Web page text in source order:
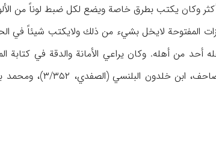
أو أكثر وكان یكتب بطرق خاصة ویضع لكل ضبط لوناً من
المفتوحة لایخل بشيء من ذلك ولایكتب شیئاً
أحد من أهله. وكان یراعي الأمانة والدقة في